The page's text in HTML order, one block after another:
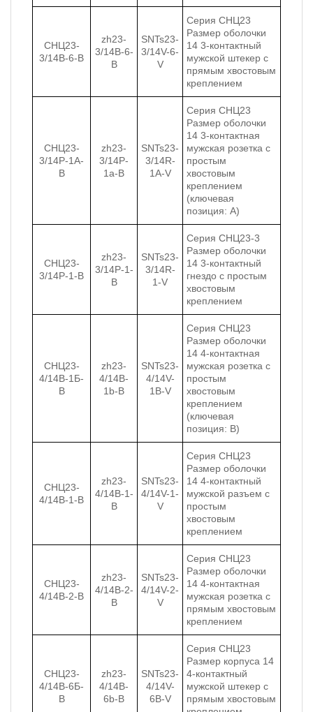
СНЦ23-
3/14В-6-В
zh23-
3/14B-6-
B
SNTs23-
3/14V-6-
V
Серия СНЦ23
Размер оболочки
14 3-контактный
мужской штекер с
прямым хвостовым
креплением
СНЦ23-
3/14Р-1А-
В
zh23-
3/14P-
1a-B
SNTs23-
3/14R-
1А-V
Серия СНЦ23
Размер оболочки
14 3-контактная
мужская розетка с
простым
хвостовым
креплением
(ключевая
позиция: A)
СНЦ23-
3/14Р-1-В
zh23-
3/14P-1-
B
SNTs23-
3/14R-
1-V
Серия СНЦ23-3
Размер оболочки
14 3-контактный
гнездо с простым
хвостовым
креплением
СНЦ23-
4/14В-1Б-
В
zh23-
4/14B-
1b-B
SNTs23-
4/14V-
1B-V
Серия СНЦ23
Размер оболочки
14 4-контактная
мужская розетка с
простым
хвостовым
креплением
(ключевая
позиция: B)
СНЦ23-
4/14В-1-В
zh23-
4/14B-1-
B
SNTs23-
4/14V-1-
V
Серия СНЦ23
Размер оболочки
14 4-контактный
мужской разъем с
простым
хвостовым
креплением
СНЦ23-
4/14В-2-В
zh23-
4/14B-2-
B
SNTs23-
4/14V-2-
V
Серия СНЦ23
Размер оболочки
14 4-контактная
мужская розетка с
прямым хвостовым
креплением
СНЦ23-
4/14В-6Б-
В
zh23-
4/14B-
6b-B
SNTs23-
4/14V-
6B-V
Серия СНЦ23
Размер корпуса 14
4-контактный
мужской штекер с
прямым хвостовым